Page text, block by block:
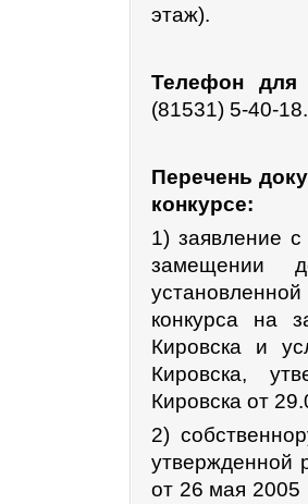
этаж).
Телефон для
(81531) 5-40-18.
Перечень
конкурсе:
1) заявление
замещении
конкурса на
Кировска и
Кировска,
Кировска от
2)
утвержденной
от 26 мая